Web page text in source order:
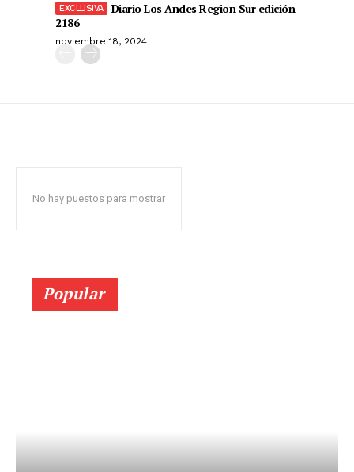
Diario Los Andes Region Sur edición
2186
noviembre 18, 2024
No hay puestos para mostrar
Popular